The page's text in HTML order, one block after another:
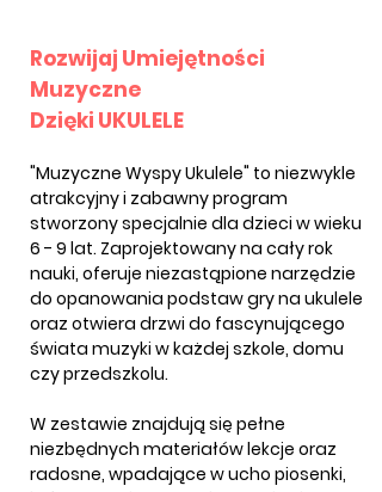
Rozwijaj Umiejętności
Muzyczne
Dzięki UKULELE
"Muzyczne Wyspy Ukulele" to niezwykle
atrakcyjny i zabawny program
stworzony specjalnie dla dzieci w wieku
6 - 9 lat. Zaprojektowany na cały rok
nauki, oferuje niezastąpione narzędzie
do opanowania podstaw gry na ukulele
oraz otwiera drzwi do fascynującego
świata muzyki w każdej szkole, domu
czy przedszkolu.
W zestawie znajdują się pełne
niezbędnych materiałów lekcje oraz
radosne, wpadające w ucho piosenki,